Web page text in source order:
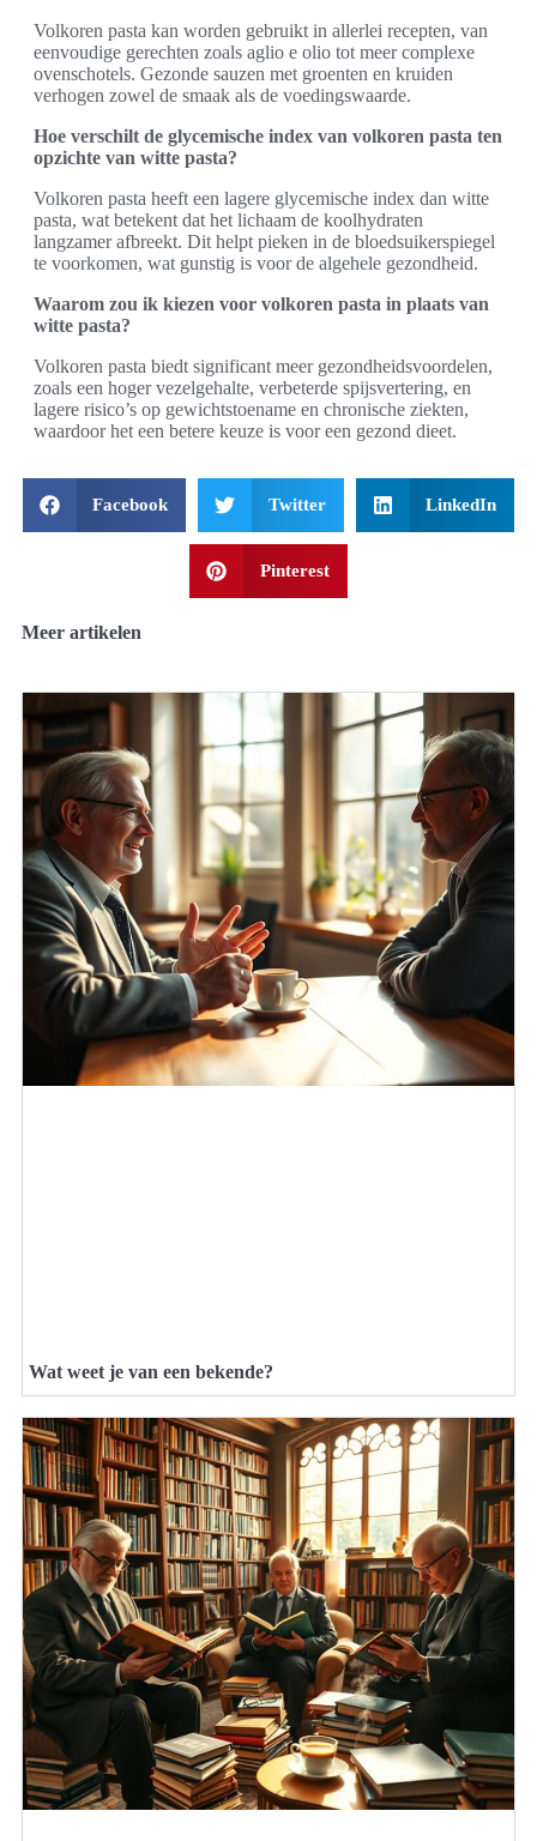
Volkoren pasta kan worden gebruikt in allerlei recepten, van
eenvoudige gerechten zoals aglio e olio tot meer complexe
ovenschotels. Gezonde sauzen met groenten en kruiden
verhogen zowel de smaak als de voedingswaarde.
Hoe verschilt de glycemische index van volkoren pasta ten
opzichte van witte pasta?
Volkoren pasta heeft een lagere glycemische index dan witte
pasta, wat betekent dat het lichaam de koolhydraten
langzamer afbreekt. Dit helpt pieken in de bloedsuikerspiegel
te voorkomen, wat gunstig is voor de algehele gezondheid.
Waarom zou ik kiezen voor volkoren pasta in plaats van
witte pasta?
Volkoren pasta biedt significant meer gezondheidsvoordelen,
zoals een hoger vezelgehalte, verbeterde spijsvertering, en
lagere risico’s op gewichtstoename en chronische ziekten,
waardoor het een betere keuze is voor een gezond dieet.
Facebook Twitter LinkedIn
Pinterest
Meer artikelen
Wat weet je van een bekende?